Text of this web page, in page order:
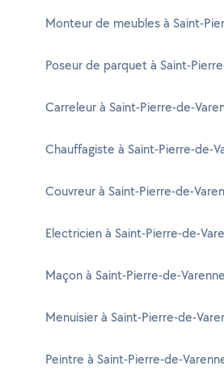
Monteur de meubles à Saint-
Poseur de parquet à Saint-
Carreleur à Saint-Pierre-de-
Chauffagiste à Saint-Pierre-de-
Couvreur à Saint-Pierre-de-
Electricien à Saint-Pierre-de-
Maçon à Saint-Pierre-de-
Menuisier à Saint-Pierre-de-
Peintre à Saint-Pierre-de-